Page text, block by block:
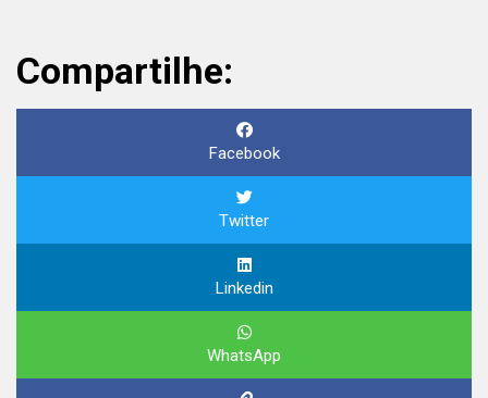
Compartilhe:
Facebook
Twitter
Linkedin
WhatsApp